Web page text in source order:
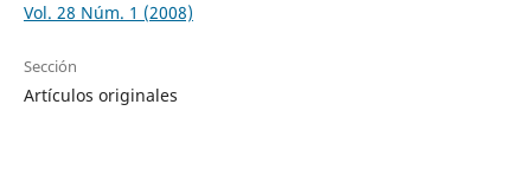
Vol. 28 Núm. 1 (2008)
Sección
Artículos originales